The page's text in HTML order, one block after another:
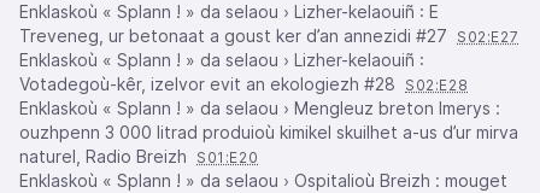
Enklaskoù « Splann ! » da selaou › Lizher-kelaouiñ : E
Treveneg, ur betonaat a goust ker d’an annezidi #27
S02:E27
Enklaskoù « Splann ! » da selaou › Lizher-kelaouiñ :
Votadegoù-kêr, izelvor evit an ekologiezh #28
S02:E28
Enklaskoù « Splann ! » da selaou › Mengleuz breton Imerys :
ouzhpenn 3 000 litrad produioù kimikel skuilhet a-us d’ur mirva
naturel, Radio Breizh
S01:E20
Enklaskoù « Splann ! » da selaou › Ospitalioù Breizh : mouget